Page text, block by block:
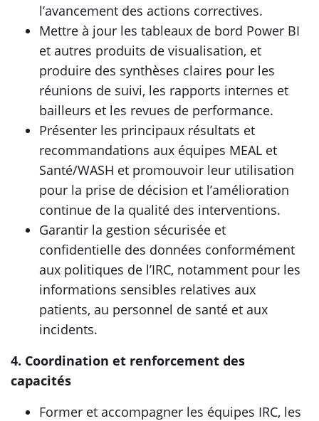
l’avancement des actions correctives.
Mettre à jour les tableaux de bord Power BI
et autres produits de visualisation, et
produire des synthèses claires pour les
réunions de suivi, les rapports internes et
bailleurs et les revues de performance.
Présenter les principaux résultats et
recommandations aux équipes MEAL et
Santé/WASH et promouvoir leur utilisation
pour la prise de décision et l’amélioration
continue de la qualité des interventions.
Garantir la gestion sécurisée et
confidentielle des données conformément
aux politiques de l’IRC, notamment pour les
informations sensibles relatives aux
patients, au personnel de santé et aux
incidents.
4. Coordination et renforcement des
capacités
Former et accompagner les équipes IRC, les